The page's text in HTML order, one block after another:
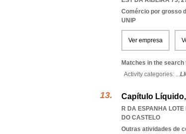
Comércio por grosso
UNIP
Ver empresa
Matches in the search
Activity categories: ...
Capítulo
R DA ESPANHA
DO CASTELO
Outras atividades de